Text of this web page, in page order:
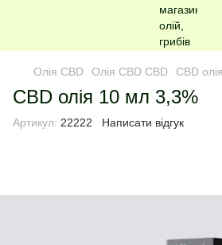
Олія CBD Олія CBD CBD CBD
CBD олія 10 мл 3,3%
Артикул: 22222 Написати відгук